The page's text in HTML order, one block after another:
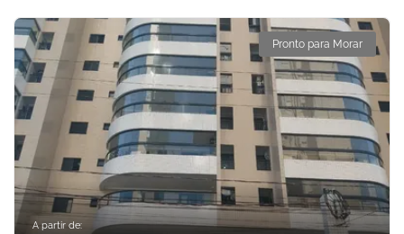
Pronto para Morar
A partir de: